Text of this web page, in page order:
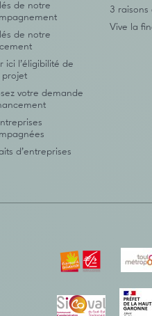
de notre
de notre
ici l’éligibilité de
projet
votre demande
d’entreprises
3 raisons
Vive la